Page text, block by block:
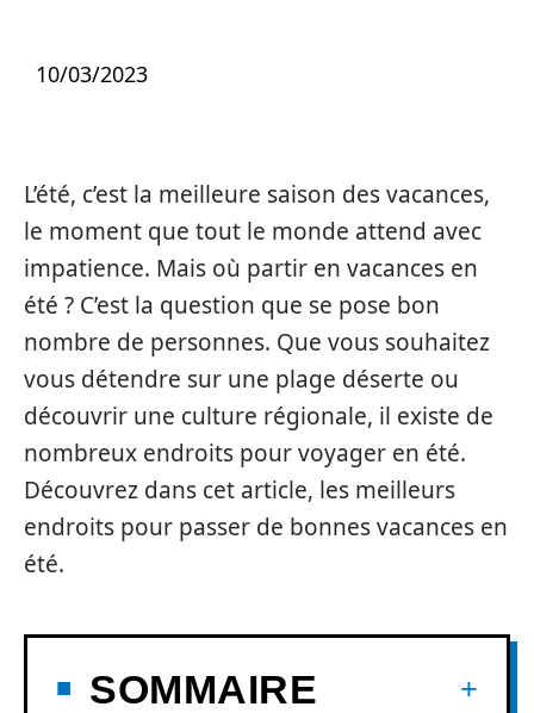
10/03/2023
L’été, c’est la meilleure saison des vacances,
le moment que tout le monde attend avec
impatience. Mais où partir en vacances en
été ? C’est la question que se pose bon
nombre de personnes. Que vous souhaitez
vous détendre sur une plage déserte ou
découvrir une culture régionale, il existe de
nombreux endroits pour voyager en été.
Découvrez dans cet article, les meilleurs
endroits pour passer de bonnes vacances en
été.
SOMMAIRE